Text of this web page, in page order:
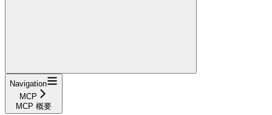
Navigation
MCP
MCP 概要